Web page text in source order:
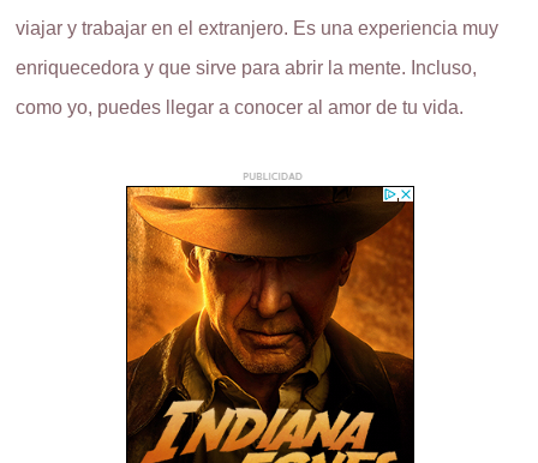
viajar y trabajar en el extranjero. Es una experiencia muy
enriquecedora y que sirve para abrir la mente. Incluso,
como yo, puedes llegar a conocer al amor de tu vida.